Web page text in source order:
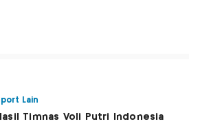
Lain
Timnas Voli Putri Indonesia